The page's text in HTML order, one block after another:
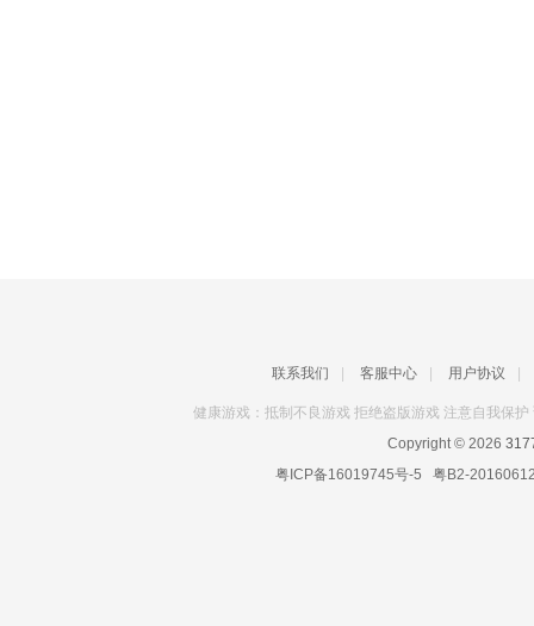
联系我们 客服中心 用户协议
健康游戏：抵制不良游戏 拒绝盗版游戏 注意自我保
Copyright © 2026
粤ICP备16019745号-5 粤B2-